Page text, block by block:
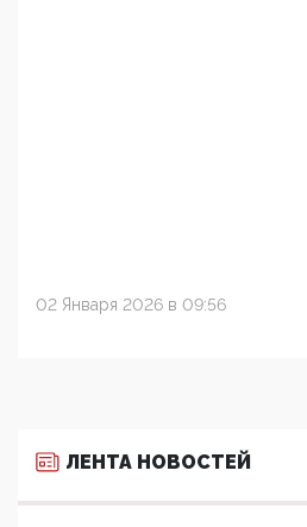
02 Января 2026 в 09:56
ЛЕНТА НОВОСТЕЙ